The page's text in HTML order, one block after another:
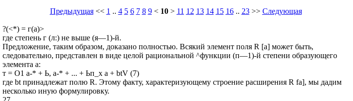
Предыдущая<< 1 .. 4 5 6 7 8 9< 10> 11 12 13 14 15 16.. 23>> Следующая
?(<*) = г(а)>
где степень г (л:) не выше (я—1)-й.
Предложение, таким образом, доказано полностью. Всякий элемент поля R [а] может быть,
следовательно, представлен в виде целой рациональной ^функции (п—1)-й степени образующего
элемента а:
т = O1 а-* + Ь, а-* + ... + Ьп_х а + btV (7)
где bt принадлежат полю R. Этому факту, характеризующему строение расширения R fa], мы дадим
несколько иную формулировку.